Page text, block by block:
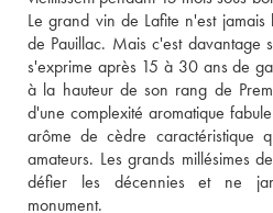
Le grand vin de Lafite n'est jamais
de Pauillac. Mais c'est davantage
s'exprime après 15 à 30 ans de
à la hauteur de son rang de
d'une complexité aromatique
arôme de cèdre caractéristique
amateurs. Les grands millésimes
défier les décennies et ne
monument.